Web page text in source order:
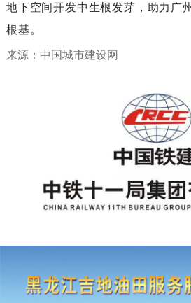
地下空间开发中生根发芽，助力广
根基。
来源：中国城市建设网